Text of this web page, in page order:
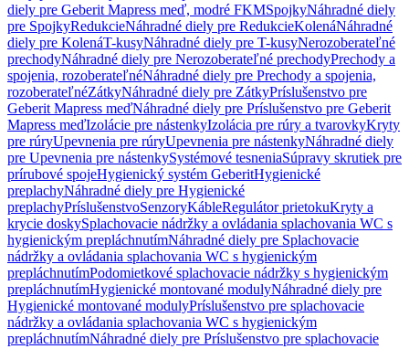
diely pre Geberit Mapress meď, modré FKMSpojkyNáhradné diely
pre SpojkyRedukcieNáhradné diely pre RedukcieKolenáNáhradné
diely pre KolenáT-kusyNáhradné diely pre T-kusyNerozoberateľné
prechodyNáhradné diely pre Nerozoberateľné prechodyPrechody a
spojenia, rozoberateľnéNáhradné diely pre Prechody a spojenia,
rozoberateľnéZátkyNáhradné diely pre ZátkyPríslušenstvo pre
Geberit Mapress meďNáhradné diely pre Príslušenstvo pre Geberit
Mapress meďIzolácie pre nástenkyIzolácia pre rúry a tvarovkyKryty
pre rúryUpevnenia pre rúryUpevnenia pre nástenkyNáhradné diely
pre Upevnenia pre nástenkySystémové tesneniaSúpravy skrutiek pre
prírubové spojeHygienický systém GeberitHygienické
preplachyNáhradné diely pre Hygienické
preplachyPríslušenstvoSenzoryKábleRegulátor prietokuKryty a
krycie doskySplachovacie nádržky a ovládania splachovania WC s
hygienickým prepláchnutímNáhradné diely pre Splachovacie
nádržky a ovládania splachovania WC s hygienickým
prepláchnutímPodomietkové splachovacie nádržky s hygienickým
prepláchnutímHygienické montované modulyNáhradné diely pre
Hygienické montované modulyPríslušenstvo pre splachovacie
nádržky a ovládania splachovania WC s hygienickým
prepláchnutímNáhradné diely pre Príslušenstvo pre splachovacie